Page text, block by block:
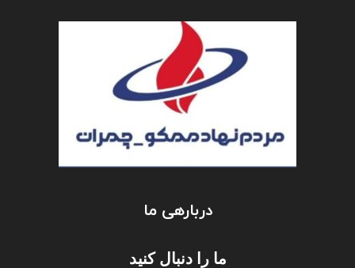
دربارهی ما
ما را دنبال کنید